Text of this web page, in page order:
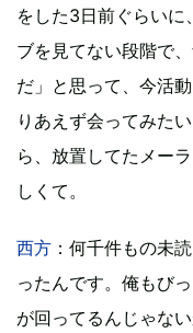
をした3日前ぐらいに
ブを見てない段階で
だ」と思って、今活
りあえず会ってみた
ら、放置してたメー
しくて。
西方 ：何千件もの未
ったんです。俺もび
が回ってるんじゃな